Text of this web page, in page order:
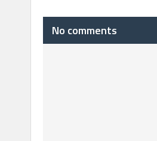
No comments